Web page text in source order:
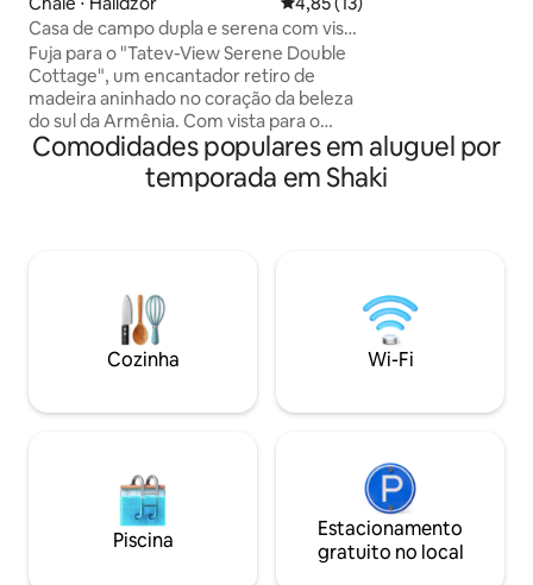
Casa de campo dupla e serena com vista
para Tatev
Fuja para o "Tatev-View Serene Double
Cottage", um encantador retiro de
madeira aninhado no coração da beleza
do sul da Armênia. Com vista para o
icônico Mosteiro de Tatev, este refúgio
aconchegante oferece vistas
deslumbrantes, um ambiente tranquilo
comodidades modernas e um ambiente
acolhedor e rústico. Experimente
manhãs tranquilas e mergulhe na rica
herança da Armênia.
Oferecemos o lar
para a sua
Comodidades populares em aluguel por
temporada em Shaki
Cozinha Wi-Fi
Piscina
Estacionamento
gratuito no local